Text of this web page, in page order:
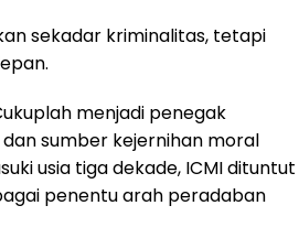
sekadar kriminalitas, tetapi
menjadi penegak
sumber kejernihan moral
usia tiga dekade, ICMI dituntut
penentu arah peradaban